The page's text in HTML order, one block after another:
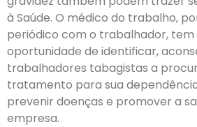
à Saúde. O médico do trabalho,
periódico com o trabalhador,
oportunidade de identificar,
trabalhadores tabagistas a
tratamento para sua
prevenir doenças e promover a
empresa.